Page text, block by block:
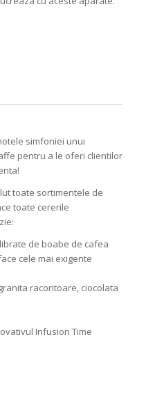
simfoniei unui
pentru a le oferi clientilor
toate sortimentele de
toate cererile
de boabe de cafea
cele mai exigente
racoritoare, ciocolata
Infusion Time